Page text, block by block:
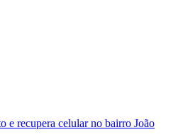
e recupera celular no bairro João